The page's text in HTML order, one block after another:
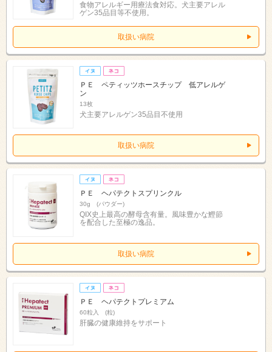
食物アレルギー用療法食対応。犬主要アレル
ゲン35品目等不使用。
取扱い病院
ＰＥ ペティッツホースチップ 低アレルゲ
ン
13枚
犬主要アレルゲン35品目不使用
取扱い病院
ＰＥ ヘパテクトスプリンクル
30g (パウダー)
QIX史上最高の酵母含有量。風味豊かな鰹節
を配合した至極の逸品。
取扱い病院
ＰＥ ヘパテクトプレミアム
60粒入 (粒)
肝臓の健康維持をサポート